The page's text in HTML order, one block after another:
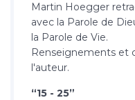
Martin Hoegger
avec la Parole de
la Parole de Vie.
Renseignements et
l'auteur.
“15 - 25”